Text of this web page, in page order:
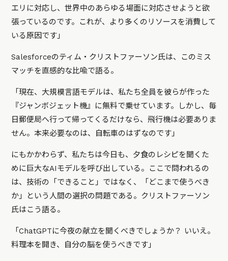
エリに対応し、世界中のあらゆる場面に対応させようと欲
張っているのです。これが、より多くのリソースを消費して
いる原因です」
Salesforceのティム・クリストファーソン氏は、このミス
マッチを直感的な比喩で語る。
「現在、大規模言語モデルは、私たち全員を彼らが作った
『ジャンボジェット機』に無料で乗せています。しかし、毎
日郵便局へ行って帰ってくるだけなら、飛行機は必要ありま
せん。本来必要なのは、自転車のはずなのです」
にもかかわらず、私たちは今日も、夕食のレシピを聞くた
めに巨大なAIモデルを呼び出している。ここで問われるの
は、技術の「できること」ではなく、「どこまで使うべき
か」という人間の選択の問題である。クリストファーソン
氏はこう語る。
「ChatGPTに今夜の献立を聞くべきでしょうか？ いいえ。
料理本を開き、自分の脳を使うべきです」